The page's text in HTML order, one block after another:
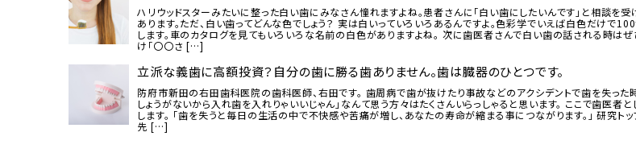
ハリウッドスターみたいに整った白い歯にみなさん憧れますよね。患者さんに「白い歯にしたいんです」と相談を受
あります。ただ、白い歯ってどんな色でしょう？ 実は白いっていろいろあるんですよ。色彩学でいえば白色だけで
します。車のカタログを見てもいろいろな名前の白色がありますよね。 次に歯医者さんで白い歯の話される時は
け「〇〇さ […]
立派な義歯に高額投資？自分の歯に勝る歯ありません。歯は臓器のひとつです。
防府市新田の右田歯科医院の歯科医師、右田です。 歯周病で歯が抜けたり事故などのアクシデントで歯を失った時
しょうがないから入れ歯を入れりゃいいじゃん」なんて思う方々はたくさんいらっしゃると思います。 ここで歯医者と
します。 「歯を失うと毎日の生活の中で不快感や苦痛が増し、あなたの寿命が縮まる事につながります。」 研究ト
先 […]